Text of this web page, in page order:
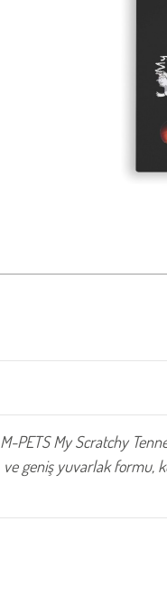
M-PETS My Scratchy
ve geniş yuvarlak formu,